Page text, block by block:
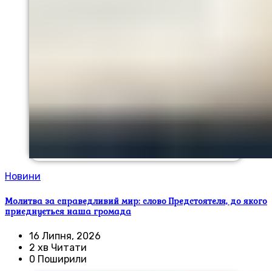
Новини
Молитва за справедливий мир: слово Предстоятеля, до якого
приєднується наша громада
16 Липня, 2026
2 хв Читати
0 Поширили